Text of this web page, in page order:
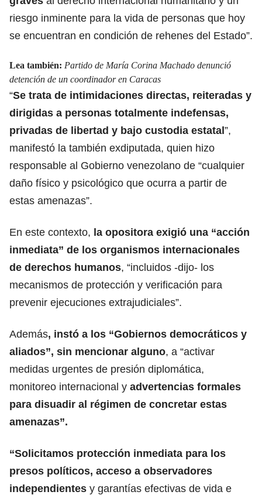
riesgo inminente para la vida de personas que hoy
se encuentran en condición de rehenes del Estado”.
Lea también: Partido de María Corina Machado denunció
detención de un coordinador en Caracas
“Se trata de intimidaciones directas, reiteradas y
dirigidas a personas totalmente indefensas,
privadas de libertad y bajo custodia estatal”,
manifestó la también exdiputada, quien hizo
responsable al Gobierno venezolano de “cualquier
daño físico y psicológico que ocurra a partir de
estas amenazas”.
En este contexto, la opositora exigió una “acción
inmediata” de los organismos internacionales
de derechos humanos, “incluidos -dijo- los
mecanismos de protección y verificación para
prevenir ejecuciones extrajudiciales”.
Además, instó a los “Gobiernos democráticos y
aliados”, sin mencionar alguno, a “activar
medidas urgentes de presión diplomática,
monitoreo internacional y advertencias formales
para disuadir al régimen de concretar estas
amenazas”.
“Solicitamos protección inmediata para los
presos políticos, acceso a observadores
independientes y garantías efectivas de vida e